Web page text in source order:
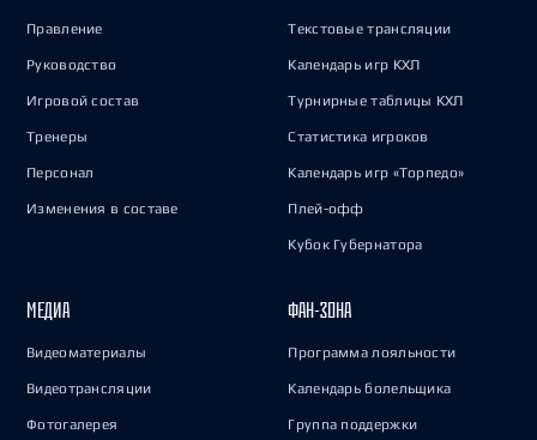
Правление
Руководство
Игровой состав
Тренеры
Персонал
Изменения в составе
Текстовые трансляции
Календарь игр КХЛ
Турнирные таблицы КХЛ
Статистика игроков
Календарь игр «Торпедо»
Плей-офф
Кубок Губернатора
МЕДИА
Видеоматериалы
Видеотрансляции
Фотогалерея
ФАН-ЗОНА
Программа лояльности
Календарь болельщика
Группа поддержки